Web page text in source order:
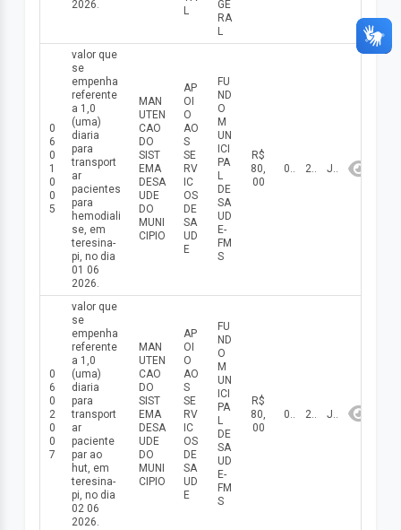
2026.
L
GE
RA
L
0
6
0
1
0
0
5
valor que
se
empenha
referente
a 1,0
(uma)
diaria
para
transport
ar
pacientes
para
hemodiali
se, em
teresina-
pi, no dia
01 06
2026.
MAN
UTEN
CAO
DO
SIST
EMA
DESA
UDE
DO
MUNI
CIPIO
AP
OI
O
AO
S
SE
RV
IC
OS
DE
SA
UD
E
FU
ND
O
M
UN
ICI
PA
L
DE
SA
UD
E-
FM
S
R$
80,
00
01/06/2026 2026 Junho
0
6
0
2
0
0
7
valor que
se
empenha
referente
a 1,0
(uma)
diaria
para
transport
ar
paciente
par ao
hut, em
teresina-
pi, no dia
02 06
2026.
MAN
UTEN
CAO
DO
SIST
EMA
DESA
UDE
DO
MUNI
CIPIO
AP
OI
O
AO
S
SE
RV
IC
OS
DE
SA
UD
E
FU
ND
O
M
UN
ICI
PA
L
DE
SA
UD
E-
FM
S
R$
80,
00
02/06/2026 2026 Junho